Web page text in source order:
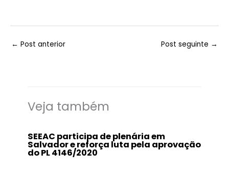
← Post anterior Post seguinte →
Veja também
SEEAC participa de plenária em
Salvador e reforça luta pela aprovação
do PL 4146/2020